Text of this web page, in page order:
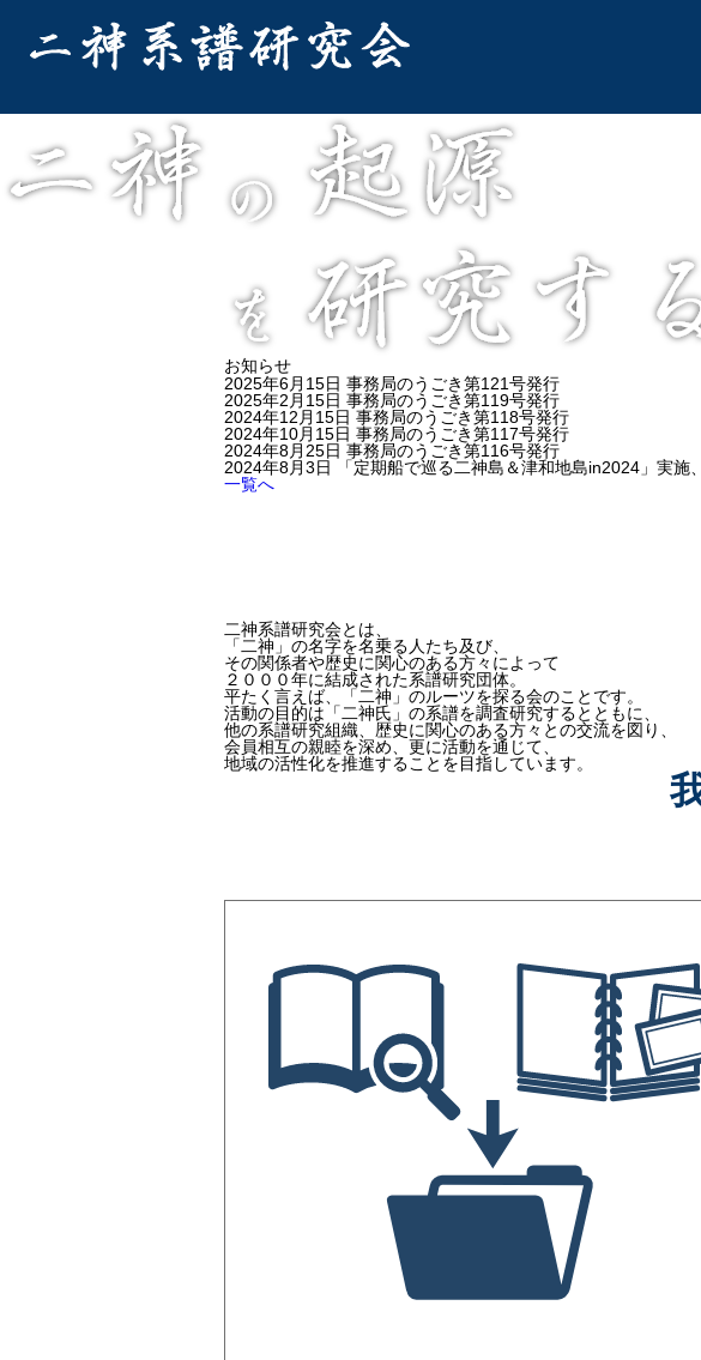
お知らせ
2025年6月15日 事務局のうごき第121号発行
2025年2月15日 事務局のうごき第119号発行
2024年12月15日 事務局のうごき第118号発行
2024年10月15日 事務局のうごき第117号発行
2024年8月25日 事務局のうごき第116号発行
2024年8月3日
「定期船で巡る二神島＆津和地島in2024」実施
一覧へ
二神系譜研究会とは、
「二神」の名字を名乗る人たち及び、
その関係者や歴史に関心のある方々によって
２０００年に結成された系譜研究団体。
平たく言えば、「二神」のルーツを探る会のことです。
活動の目的は「二神氏」の系譜を調査研究するとともに、
他の系譜研究組織、歴史に関心のある方々との交流を図り、
会員相互の親睦を深め、更に活動を通じて、
地域の活性化を推進することを目指しています。